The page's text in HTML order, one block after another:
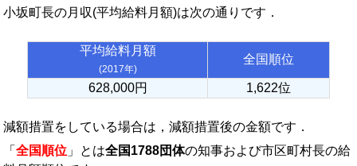
小坂町長の月収(平均給料月額)は次の通りです．
平均給料月額
(2017年)
全国順位
628,000円 1,622位
減額措置をしている場合は，減額措置後の金額です．
「 全国順位 」とは全国1788団体の知事および市区町村長の給